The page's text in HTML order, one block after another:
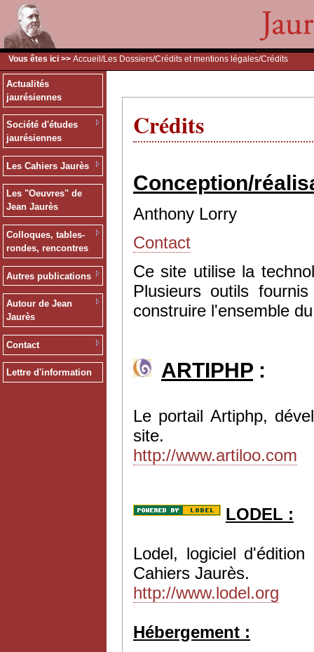
Vous êtes ici >> Accueil /Les Dossiers/Crédits et mentions légales/Crédits
Actualités
jaurésiennes
Société d'études
jaurésiennes
Les Cahiers Jaurès
Les "Oeuvres" de
Jean Jaurès
Colloques, tables-
rondes, rencontres
Autres publications
Autour de Jean
Jaurès
Contact
Lettre d'information
Crédits
Conception/
Anthony Lorry
Contact
Ce site utilise la
Plusieurs outils
construire l'ensemble
ARTIPHP :
Le portail Artiphp,
site.
http://www.artiloo.com
LODEL :
Lodel, logiciel
Cahiers Jaurès.
http://www.lodel.org
Hébergement :